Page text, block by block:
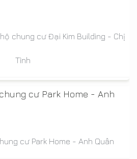
chung cư Đại Kim Building - Chị
Tình
cư Park Home - Anh Quân